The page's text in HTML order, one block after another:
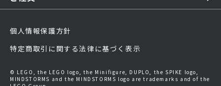
個人情報保護方針
特定商取引に関する法律に基づく表示
© LEGO, the LEGO logo, the Minifigure, DUPLO, the SPIKE logo,
MINDSTORMS and the MINDSTORMS logo are trademarks and of the